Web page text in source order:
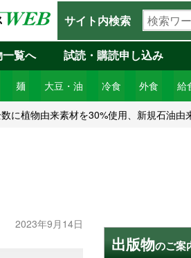
サイト内検索
検
索
ワ
ー
ド
を
入
麺 大豆・油 冷食 外食 給
覧へ 試読・購読申し込み
に植物由来素材を30%使用、新規石油
2023年9月14日
出版物のご案